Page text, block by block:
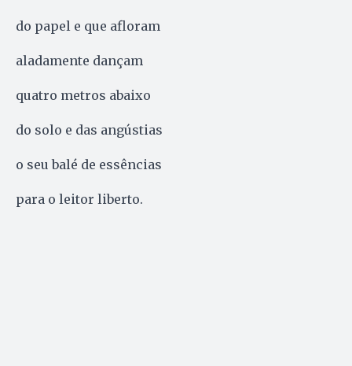
do papel e que afloram
aladamente dançam
quatro metros abaixo
do solo e das angústias
o seu balé de essências
para o leitor liberto.